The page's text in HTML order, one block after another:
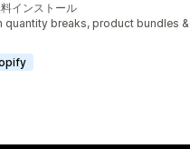
5091件
インストール
quantity breaks, product bundles &